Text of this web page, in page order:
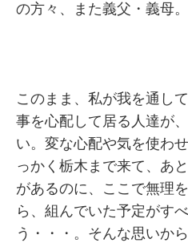
の方々、また義父・義母。
このまま、私が我を通し
事を心配して居る人達が
い。変な心配や気を使わ
っかく栃木まで来て、あ
があるのに、ここで無理
ら、組んでいた予定がす
う・・・。そんな思いか